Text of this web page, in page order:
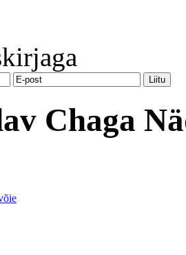
Chaga